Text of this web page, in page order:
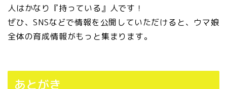
人はかなり『持っている』人です！
ぜひ、SNSなどで情報を公開していただけると、ウマ娘
全体の育成情報がもっと集まります。
あとがき